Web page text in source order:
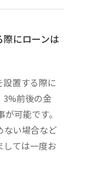
にローンは
設置する際に
3%前後の金
可能です。
ない場合など
しては一度お